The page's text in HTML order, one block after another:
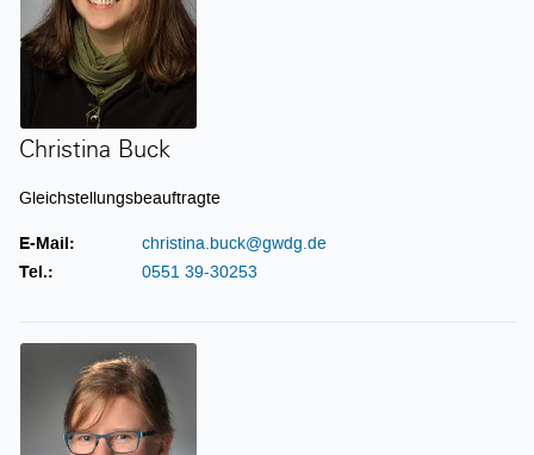
Christina Buck
Gleichstellungsbeauftragte
E-Mail:
christina.buck@gwdg.de
Tel.:
0551 39-30253